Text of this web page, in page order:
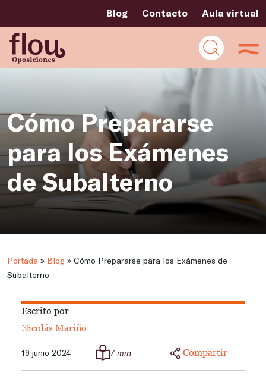
Blog Contacto Aula virtual
Cómo Prepararse
para los Exámenes
de Subalterno
Portada » Blog » Cómo Prepararse para los Exámenes de
Subalterno
Escrito por
Nicolás Mariño
19 junio 2024 7 min Compartir